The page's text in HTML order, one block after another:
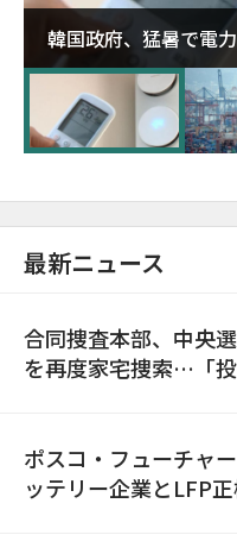
韓国政府、猛暑で電
に需給対応体制を点検
最新ニュース
合同捜査本部、中央
を再度家宅捜索…「
ポスコ・フューチャ
ッテリー企業とLFP